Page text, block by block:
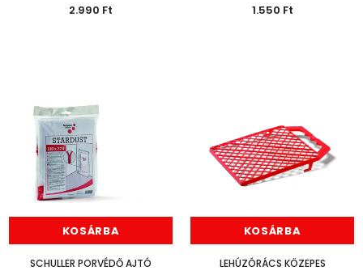
2.990 Ft 1.550 Ft
KOSÁRBA
SCHULLER PORVÉDŐ AJTÓ
KOSÁRBA
LEHÚZÓRÁCS KÖZEPES